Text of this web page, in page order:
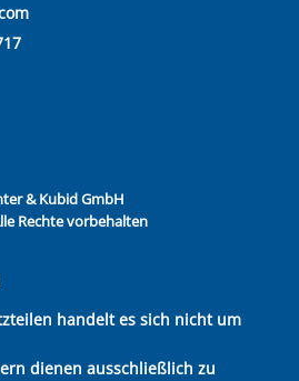
& Kubid GmbH
Rechte vorbehalten
handelt es sich nicht um
dienen ausschließlich zu